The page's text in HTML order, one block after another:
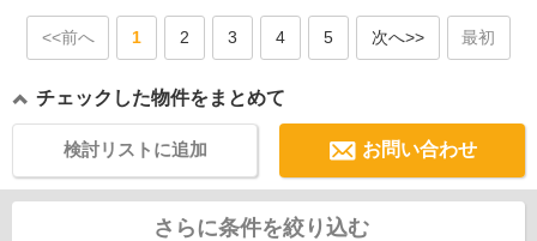
<<前へ 1 2 3 4 5 次へ>> 最初
チェックした物件をまとめて
お問い合わせ
検討リストに追加
さらに条件を絞り込む